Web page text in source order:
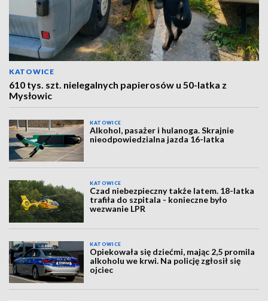
KATOWICE
610 tys. szt. nielegalnych papierosów u 50-latka z
Mysłowic
KATOWICE
Alkohol, pasażer i hulanoga. Skrajnie
nieodpowiedzialna jazda 16-latka
KATOWICE
Czad niebezpieczny także latem. 18-latka
trafiła do szpitala - konieczne było
wezwanie LPR
KATOWICE
Opiekowała się dziećmi, mając 2,5 promila
alkoholu we krwi. Na policję zgłosił się
ojciec